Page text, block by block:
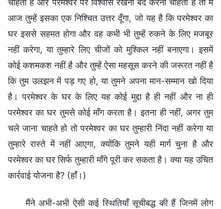
चाहता है और परमेश्वर पर विश्वास रखना बंद करना चाहता है तो मैं
आज तुम्हें इसका एक निश्चित उत्तर दूँगा, जो यह है कि परमेश्वर का
घर इससे सहमत होगा और वह कभी भी तुम्हें रुकने के लिए मजबूर
नहीं करेगा, या तुम्हारे लिए चीजों को मुश्किल नहीं बनाएगा। इसमें
कोई कशमकश नहीं है और तुम्हें ऐसा महसूस करने की जरूरत नहीं है
कि तुम उलझन में पड़ गए हो, या तुमने अपना मान-सम्मान खो दिया
है। परमेश्वर के घर के लिए यह कोई मुद्दा है ही नहीं और ना ही
परमेश्वर का घर तुमसे कोई माँग करता है। इतना ही नहीं, अगर तुम
चले जाना चाहते हो तो परमेश्वर का घर तुम्हारी निंदा नहीं करेगा या
तुम्हारे रास्ते में नहीं आएगा, क्योंकि तुमने यही मार्ग चुना है और
परमेश्वर का घर सिर्फ तुम्हारी माँगे पूरी कर सकता है। क्या यह उचित
कार्रवाई योजना है? (हाँ।)
मैंने अभी-अभी ऐसी कई स्थितियाँ सूचीबद्ध की हैं जिनमें लोग